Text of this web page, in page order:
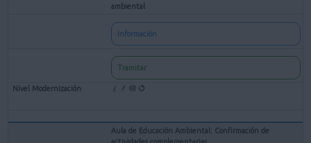
ambiental
Información
Tramitar
Aula de Educación Ambiental: Confirmación de